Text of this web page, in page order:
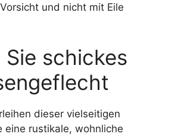
und nicht mit Eile
Sie schickes
dieser vielseitigen
eine rustikale, wohnliche